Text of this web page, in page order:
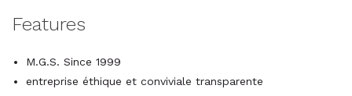
Features
M.G.S. Since 1999
entreprise éthique et conviviale transparente